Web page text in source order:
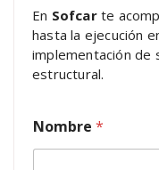
En Sofcarte
hasta la ejecución
implementación de
estructural.
l
e
Nombre *